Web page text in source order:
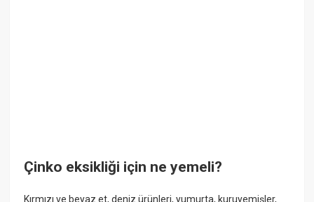
Çinko eksikliği için ne yemeli?
Kırmızı ve beyaz et, deniz ürünleri, yumurta, kuruyemişler,